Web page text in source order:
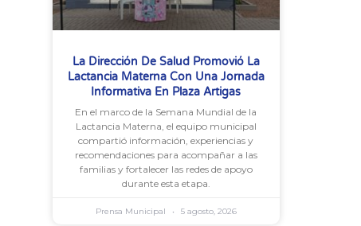
La Dirección De Salud Promovió La
Lactancia Materna Con Una Jornada
Informativa En Plaza Artigas
En el marco de la Semana Mundial de la
Lactancia Materna, el equipo municipal
compartió información, experiencias y
recomendaciones para acompañar a las
familias y fortalecer las redes de apoyo
durante esta etapa.
Prensa Municipal 5 agosto, 2026